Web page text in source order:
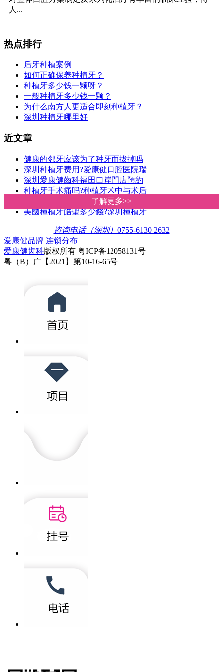
了解更多>>
了解更多>>
人...
热点排行
后牙种植案例
如何正确保养种植牙？
种植牙多少钱一颗呀？
一般种植牙多少钱一颗？
为什么南方人更适合即刻种植牙？
深圳种植牙哪里好
近文章
健康的邻牙应该为了种牙而拔掉吗
深圳种植牙费用?爱康健口腔医院瑞
深圳愛康健齒科福田口岸門店預約
种植牙手术痛吗?种植牙术中与术后
患有糖尿病或高血压可以种牙吗?深
美國種植牙皓聖多少錢?深圳種植牙
咨询电话（深圳） 0755-6130 2632
爱康健品牌 连锁分布
爱康健齿科版权所有 粤ICP备12058131号
粤（B）广【2021】第10-16-65号